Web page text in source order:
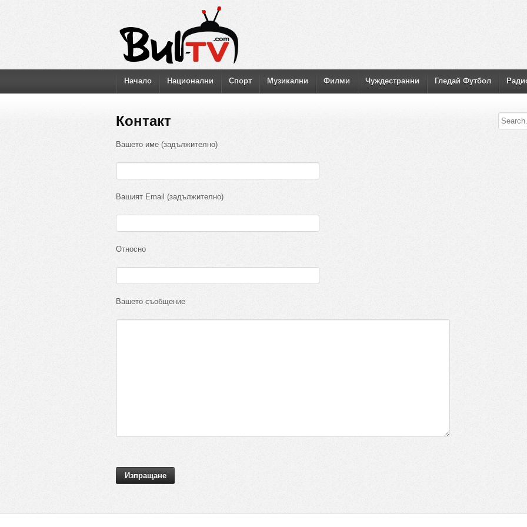
Начало Национални Спорт Музикални Филми Чуждестранни Гледай Футбол
Контакт
Вашето име (задължително)
Вашият Email (задължително)
Относно
Вашето съобщение